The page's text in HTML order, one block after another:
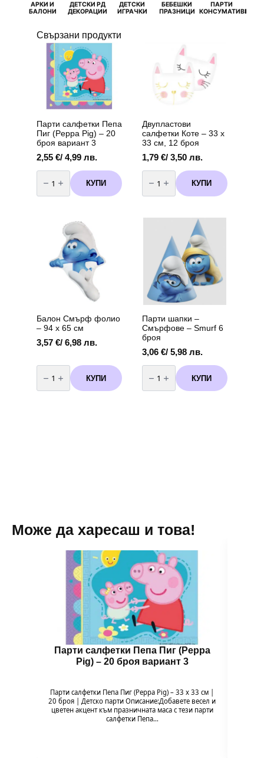
АРКИ И
БАЛОНИ
ДЕТСКИ РД
ДЕКОРАЦИИ
ДЕТСКИ
ИГРАЧКИ
БЕБЕШКИ
ПРАЗНИЦИ
ПАРТИ
КОНСУМАТИВИ
Свързани продукти
Парти салфетки Пепа
Пиг (Peppa Pig) – 20
броя вариант 3
2,55 €/ 4,99 лв.
количество
за
Парти
салфетки
вариант
КУПИ
Двупластови
салфетки Коте – 33 х
33 см, 12 броя
1,79 €/ 3,50 лв.
количество
за
Двупластови
салфетки
33
КУПИ
Балон Смърф фолио
– 94 х 65 см
3,57 €/ 6,98 лв.
количество
за
Балон
Смърф
КУПИ
Парти шапки –
Смърфoве – Smurf 6
броя
3,06 €/ 5,98 лв.
количество
за
Парти
шапки
КУПИ
Може да харесаш и това!
Парти салфетки Пепа Пиг (Peppa
Pig) – 20 броя вариант 3
Парти салфетки Пепа Пиг (Peppa Pig) – 33 x 33 см |
20 броя | Детско парти Описание:Добавете весел и
цветен акцент към празничната маса с тези парти
салфетки Пепа…